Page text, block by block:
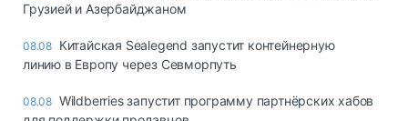
Грузией и Азербайджаном
08.08 Китайская Sealegend запустит контейнерную
линию в Европу через Севморпуть
08.08 Wildberries запустит программу партнёрских хабов